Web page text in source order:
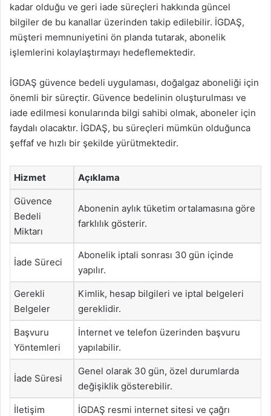
kadar olduğu ve geri iade süreçleri hakkında güncel
bilgiler de bu kanallar üzerinden takip edilebilir. İGDAŞ,
müşteri memnuniyetini ön planda tutarak, abonelik
işlemlerini kolaylaştırmayı hedeflemektedir.
İGDAŞ güvence bedeli uygulaması, doğalgaz aboneliği için
önemli bir süreçtir. Güvence bedelinin oluşturulması ve
iade edilmesi konularında bilgi sahibi olmak, aboneler için
faydalı olacaktır. İGDAŞ, bu süreçleri mümkün olduğunca
şeffaf ve hızlı bir şekilde yürütmektedir.
Hizmet Açıklama
Güvence
Bedeli
Miktarı
Abonenin aylık tüketim ortalamasına göre
farklılık gösterir.
İade Süreci
Abonelik iptali sonrası 30 gün içinde
yapılır.
Gerekli
Belgeler
Kimlik, hesap bilgileri ve iptal belgeleri
gereklidir.
Başvuru
Yöntemleri
İnternet ve telefon üzerinden başvuru
yapılabilir.
İade Süresi
Genel olarak 30 gün, özel durumlarda
değişiklik gösterebilir.
İletişim
İGDAŞ resmi internet sitesi ve çağrı